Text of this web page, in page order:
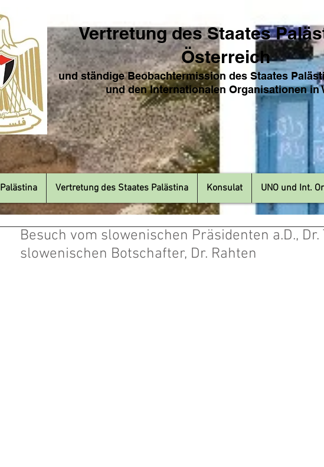
Vertretung des Staates Pa
Österreich
und ständige Beobachtermission des Staates
und den Internationalen Organisationen in
Besuch vom slowenischen Präsidenten a.D., Dr.
slowenischen Botschafter, Dr. Rahten
Palästina Vertretung des Staates Palästina Konsulat UNO und Int.